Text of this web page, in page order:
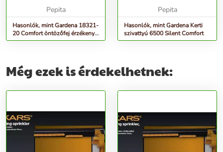
Pepita
Hasonlók, mint Gardena 18321-
20 Comfort öntözőfej érzékeny
növényekhez
Pepita
Hasonlók, mint Gardena Kerti
szivattyú 6500 Silent Comfort
Még ezek is érdekelhetnek: